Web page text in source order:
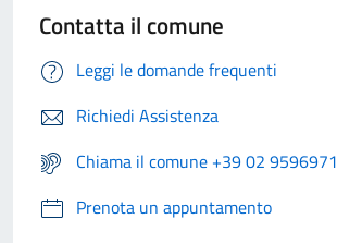
Contatta il comune
Leggi le domande frequenti
Richiedi Assistenza
Chiama il comune +39 02 9596971
Prenota un appuntamento